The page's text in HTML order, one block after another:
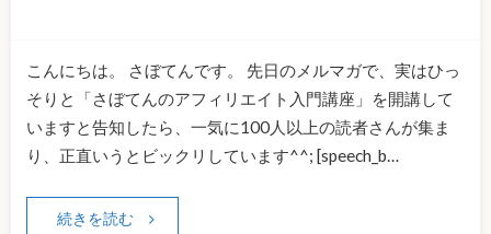
こんにちは。 さぼてんです。 先日のメルマガで、実はひっ
そりと「さぼてんのアフィリエイト入門講座」を開講して
いますと告知したら、一気に100人以上の読者さんが集ま
り、正直いうとビックリしています^^; [speech_b…
続きを読む